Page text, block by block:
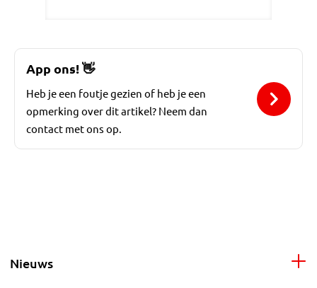
App ons!👋
Heb je een foutje gezien of heb je een
opmerking over dit artikel? Neem dan
contact met ons op.
Nieuws